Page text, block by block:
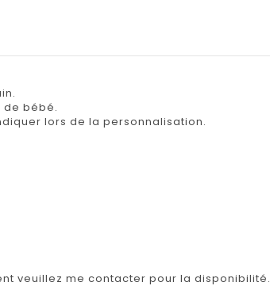
de bébé.
lors de la personnalisation.
veuillez me contacter pour la disponibilité.